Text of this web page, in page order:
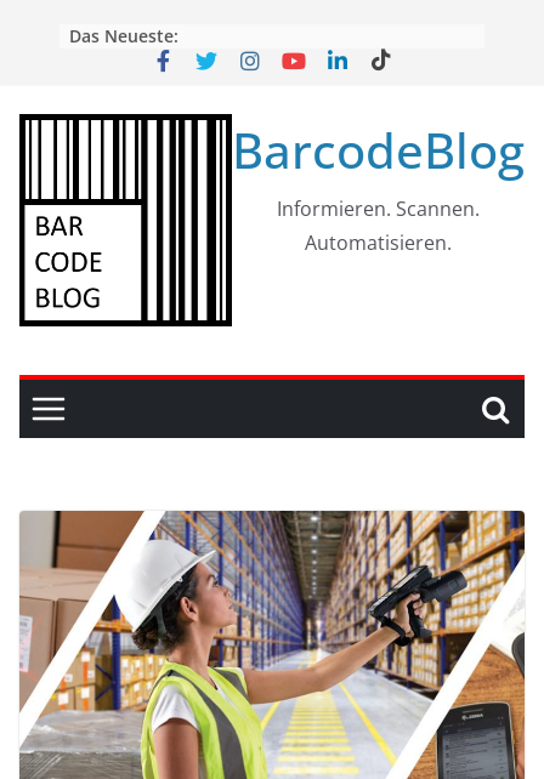
Das Neueste:
BarcodeBlog
Informieren. Scannen.
Automatisieren.